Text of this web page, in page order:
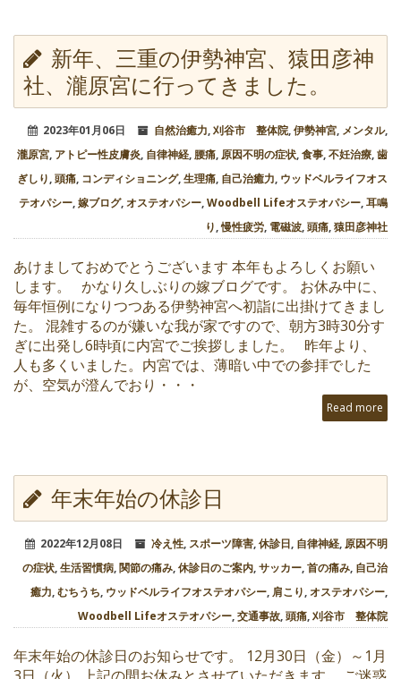
新年、三重の伊勢神宮、猿田彦神
社、瀧原宮に行ってきました。
2023年01月06日 自然治癒力,刈谷市 整体院,伊勢神宮, メンタル,
瀧原宮, アトピー性皮膚炎, 自律神経,腰痛, 原因不明の症状,食事,不妊治療,歯
ぎしり,頭痛, コンディショニング,生理痛, 自己治癒力, ウッドベルライフオス
テオパシー,嫁ブログ,オステオパシー,Woodbell Lifeオステオパシー,耳鳴
り,慢性疲労, 電磁波,頭痛,猿田彦神社
あけましておめでとうございます 本年もよろしくお願い
します。 かなり久しぶりの嫁ブログです。 お休み中に、
毎年恒例になりつつある伊勢神宮へ初詣に出掛けてきまし
た。 混雑するのが嫌いな我が家ですので、朝方3時30分す
ぎに出発し6時頃に内宮でご挨拶しました。 昨年より、
人も多くいました。内宮では、薄暗い中での参拝でした
が、空気が澄んでおり・・・
Read more
年末年始の休診日
2022年12月08日 冷え性, スポーツ障害,休診日, 自律神経, 原因不明
の症状,生活習慣病,関節の痛み,休診日のご案内,サッカー,首の痛み, 自己治
癒力,むちうち, ウッドベルライフオステオパシー, 肩こり,オステオパシー,
Woodbell Lifeオステオパシー,交通事故,頭痛,刈谷市 整体院
年末年始の休診日のお知らせです。 12月30日（金）～1月